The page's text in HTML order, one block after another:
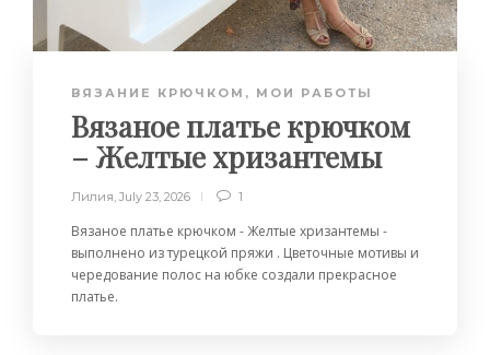
ВЯЗАНИЕ КРЮЧКОМ , МОИ РАБОТЫ
Вязаное платье крючком
– Желтые хризантемы
Лилия, July 23, 2026 1
Вязаное платье крючком - Желтые хризантемы -
выполнено из турецкой пряжи . Цветочные мотивы и
чередование полос на юбке создали прекрасное
платье.